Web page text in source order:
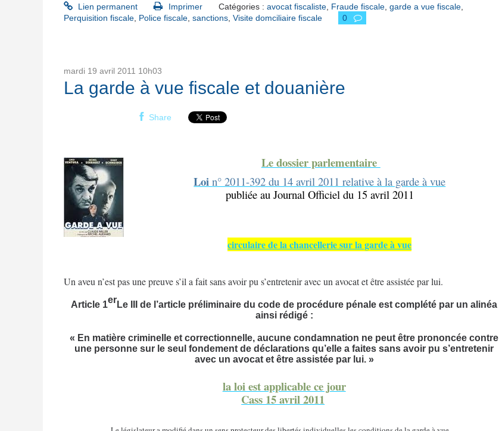
Lien permanent Imprimer Catégories : avocat fiscaliste, Fraude fiscale, garde a vue fiscale,
Perquisition fiscale Police fiscale sanctions Visite domciliaire fiscale 0
mardi 19 avril 2011 10h03
La garde à vue fiscale et douanière
Share
Le dossier parlementaire
Loin° 2011-392 du 14 avril 2011 relative à la garde à vue
publiée au Journal Officiel du 15 avril 2011
circulaire de la chancellerie sur la garde à vue
Un aveu n’est pas une preuve s’ila fait sans avoir pu s’entretenir avec un avocat et être assistée par lui.
Article 1erLe III de l’article préliminaire du code de procédure pénale est complété par un alinéa
ainsi rédigé :
« En matière criminelle et correctionnelle, aucune condamnation ne peut être prononcée contre
une personne sur le seul fondement de déclarations qu’elle a faites sans avoir pu s’entretenir
avec un avocat et être assistée par lui. »
la loi est applicable ce jour
Cass 15 avril 2011